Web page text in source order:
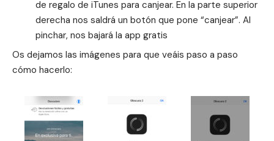
de regalo de iTunes para canjear. En la parte superior
derecha nos saldrá un botón que pone “canjear”. Al
pinchar, nos bajará la app gratis
Os dejamos las imágenes para que veáis paso a paso
cómo hacerlo: